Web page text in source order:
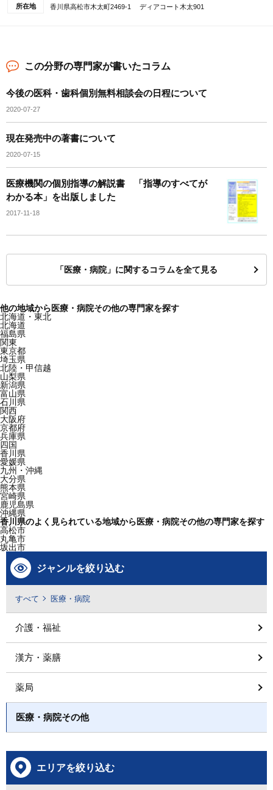
所在地 香川県高松市木太町2469-1 ディアコート木太901
この分野の専門家が書いたコラム
今後の医科・歯科個別無料相談会の日程について
2020-07-27
現在発売中の著書について
2020-07-15
医療機関の個別指導の解説書 「指導のすべてが
わかる本」を出版しました
2017-11-18
「医療・病院」に関するコラムを全て見る
他の地域から医療・病院その他の専門家を探す
北海道・東北
北海道
福島県
関東
東京都
埼玉県
北陸・甲信越
山梨県
新潟県
富山県
石川県
関西
大阪府
京都府
兵庫県
四国
香川県
愛媛県
九州・沖縄
大分県
熊本県
宮崎県
鹿児島県
沖縄県
香川県のよく見られている地域から医療・病院その他の専門家を探す
高松市
丸亀市
坂出市
ジャンルを絞り込む
すべて 医療・病院
介護・福祉
漢方・薬膳
薬局
医療・病院その他
エリアを絞り込む